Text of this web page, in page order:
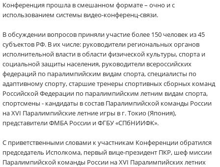
Конференция прошла в смешанном формате – очно и с
использованием системы видео-конференц-связи.
В обсуждении вопросов приняли участие более 150 человек из 45
субъектов РФ. В их числе: руководители региональных органов
исполнительной власти в области физической культуры, спорта и
социальной защиты населения, руководители всероссийских
федераций по паралимпийским видам спорта, специалисты по
адаптивному спорту, старшие тренеры спортивных сборных команд
Российской Федерации по паралимпийским летним видам спорта,
спортсмены - кандидаты в состав Паралимпийской команды России
на XVI Паралимпийские летние игры в г. Токио (Япония),
представители ФМБА России и ФГБУ «СПбНИИФК».
С приветственными словами к участникам Конференции обратился
председатель Исполкома, первый вице-президент ПКР, шеф миссии
Паралимпийской команды России на XVI Паралимпийских летних